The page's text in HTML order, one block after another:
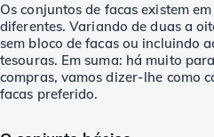
Os conjuntos de facas existem
diferentes. Variando de duas a
sem bloco de facas ou incluindo
tesouras. Em suma: há muito
compras, vamos dizer-lhe como
facas preferido.